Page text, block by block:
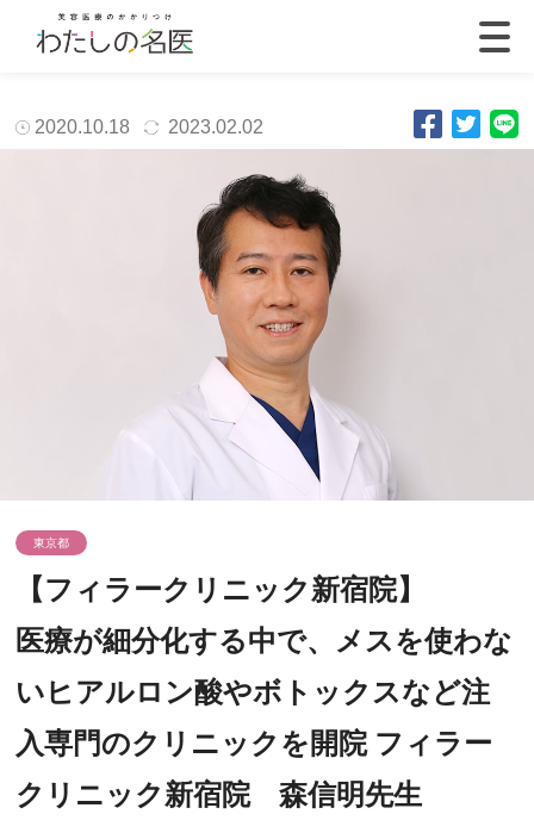
2020.10.18 2023.02.02
東京都
【フィラークリニック新宿院】
医療が細分化する中で、メスを使わな
いヒアルロン酸やボトックスなど注
入専門のクリニックを開院 フィラー
クリニック新宿院 森信明先生